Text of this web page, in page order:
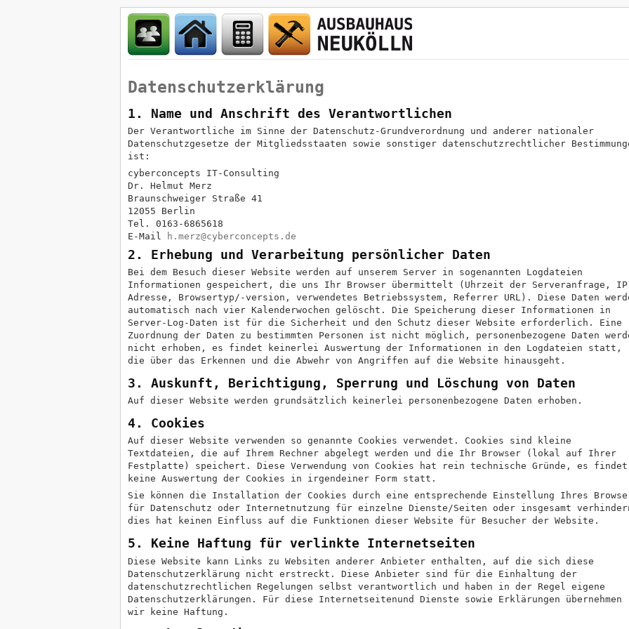
Datenschutzerklärung
1. Name und Anschrift des Verantwortlichen
Der Verantwortliche im Sinne der Datenschutz-Grundverordnung und anderer nationaler
Datenschutzgesetze der Mitgliedsstaaten sowie sonstiger datenschutzrechtlicher
ist:
cyberconcepts IT-Consulting
Dr. Helmut Merz
Braunschweiger Straße 41
12055 Berlin
Tel. 0163-6865618
E-Mail
h.merz@cyberconcepts.de
2. Erhebung und Verarbeitung persönlicher Daten
Bei dem Besuch dieser Website werden auf unserem Server in sogenannten Logdateien
Informationen gespeichert, die uns Ihr Browser übermittelt (Uhrzeit der Serveranfrage,
Adresse, Browsertyp/-version, verwendetes Betriebssystem, Referrer URL). Diese Daten
automatisch nach vier Kalenderwochen gelöscht. Die Speicherung dieser Informationen in
Server-Log-Daten ist für die Sicherheit und den Schutz dieser Website erforderlich. Eine
Zuordnung der Daten zu bestimmten Personen ist nicht möglich, personenbezogene Daten
nicht erhoben, es findet keinerlei Auswertung der Informationen in den Logdateien statt,
die über das Erkennen und die Abwehr von Angriffen auf die Website hinausgeht.
3. Auskunft, Berichtigung, Sperrung und Löschung von Daten
Auf dieser Website werden grundsätzlich keinerlei personenbezogene Daten erhoben.
4. Cookies
Auf dieser Website verwenden so genannte Cookies verwendet. Cookies sind kleine
Textdateien, die auf Ihrem Rechner abgelegt werden und die Ihr Browser (lokal auf Ihrer
Festplatte) speichert. Diese Verwendung von Cookies hat rein technische Gründe, es findet
keine Auswertung der Cookies in irgendeiner Form statt.
Sie können die Installation der Cookies durch eine entsprechende Einstellung Ihres
für Datenschutz oder Internetnutzung für einzelne Dienste/Seiten oder insgesamt
dies hat keinen Einfluss auf die Funktionen dieser Website für Besucher der Website.
5. Keine Haftung für verlinkte Internetseiten
Diese Website kann Links zu Websiten anderer Anbieter enthalten, auf die sich diese
Datenschutzerklärung nicht erstreckt. Diese Anbieter sind für die Einhaltung der
datenschutzrechtlichen Regelungen selbst verantwortlich und haben in der Regel eigene
Datenschutzerklärungen. Für diese Internetseitenund Dienste sowie Erklärungen übernehmen
wir keine Haftung.